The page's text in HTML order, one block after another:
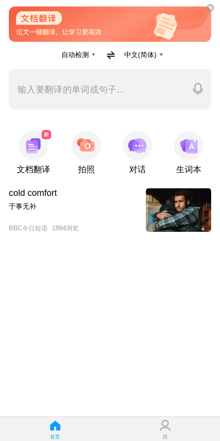
自动检测 中文(简体)
输入要翻译的单词或句子...
文档翻译 拍照 对话 生词本
cold comfort
于事无补
BBC今日短语 1894浏览
首页 我